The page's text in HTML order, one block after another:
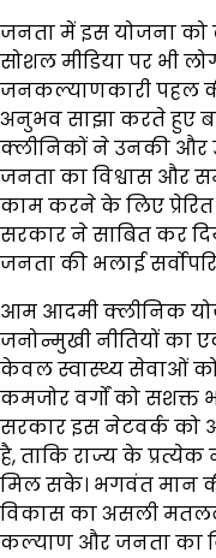
जनता में इस योजना को
सोशल मीडिया पर भी
जनकल्याणकारी पहल
अनुभव साझा करते हुए
क्लीनिकों ने उनकी और
जनता का विश्वास और
काम करने के लिए प्रेरित
सरकार ने साबित कर
जनता की भलाई
आम आदमी क्लीनिक
जनोन्मुखी नीतियों का
केवल स्वास्थ्य सेवाओं
कमजोर वर्गों को सशक्त
सरकार इस नेटवर्क को
है, ताकि राज्य के प्रत्येक
मिल सके। भगवंत मान
विकास का असली
कल्याण और जनता का